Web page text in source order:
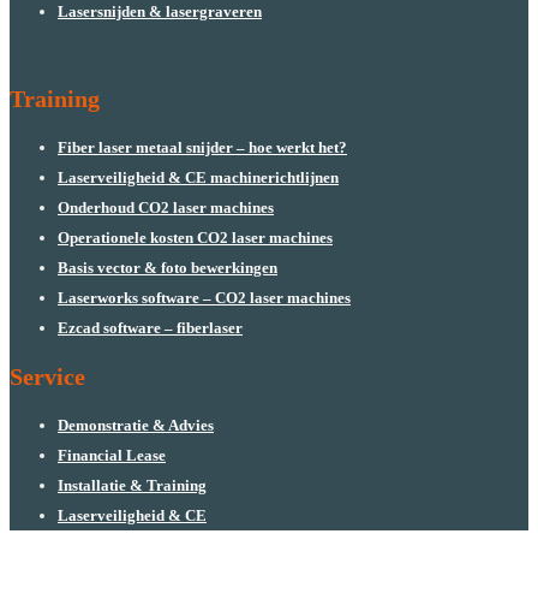
Lasersnijden & lasergraveren
Training
Fiber laser metaal snijder – hoe werkt het?
Laserveiligheid & CE machinerichtlijnen
Onderhoud CO2 laser machines
Operationele kosten CO2 laser machines
Basis vector & foto bewerkingen
Laserworks software – CO2 laser machines
Ezcad software – fiberlaser
Service
Demonstratie & Advies
Financial Lease
Installatie & Training
Laserveiligheid & CE